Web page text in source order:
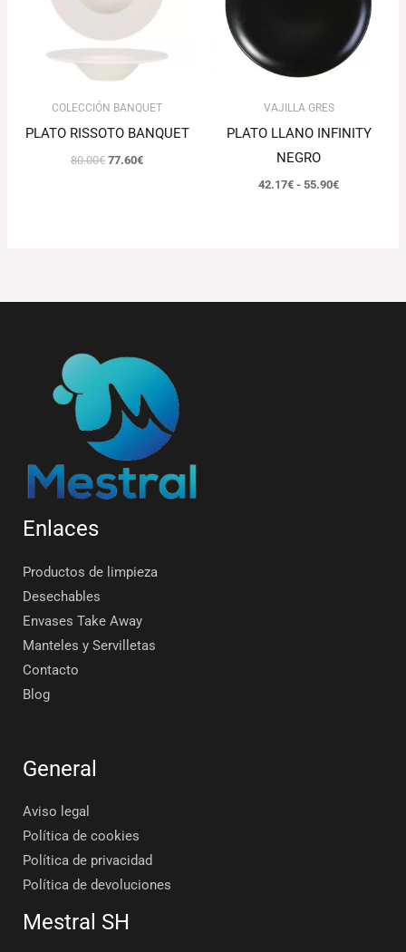
COLECCIÓN BANQUET
PLATO RISSOTO BANQUET
80.00€ 77.60€
VAJILLA GRES
PLATO LLANO INFINITY
NEGRO
42.17€ - 55.90€
55.90€
Enlaces
Productos de limpieza
Desechables
Envases Take Away
Manteles y Servilletas
Contacto
Blog
General
Aviso legal
Política de cookies
Política de privacidad
Política de devoluciones
Mestral SH